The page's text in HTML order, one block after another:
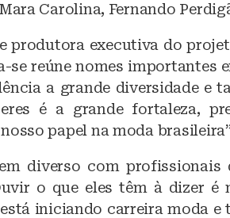
Carolina, Fernando
produtora executiva do
se reúne nomes importantes
a grande diversidade e
é a grande fortaleza,
papel na moda
diverso com profissionais
o que eles têm à dizer é
iniciando carreira moda e